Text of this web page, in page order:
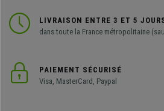
LIVRAISON ENTRE 3 ET 5
dans toute la France métropolitaine
PAIEMENT SÉCURISÉ
Visa, MasterCard, Paypal